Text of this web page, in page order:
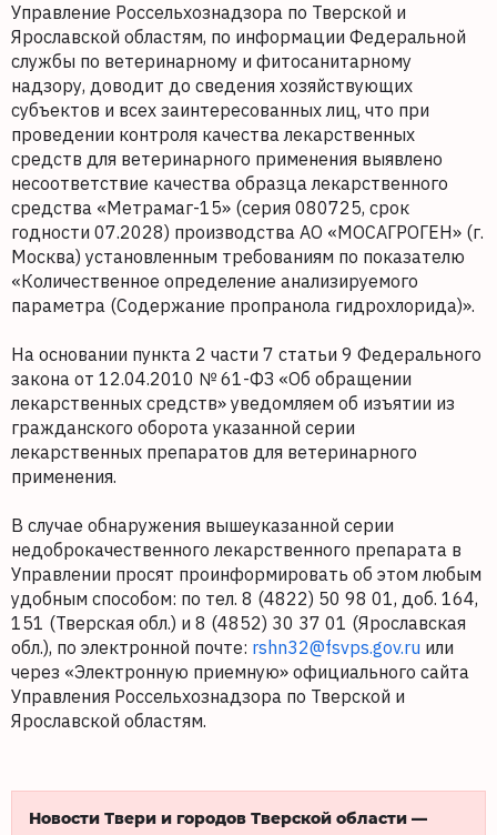
Управление Россельхознадзора по Тверской и
Ярославской областям, по информации Федеральной
службы по ветеринарному и фитосанитарному
надзору, доводит до сведения хозяйствующих
субъектов и всех заинтересованных лиц, что при
проведении контроля качества лекарственных
средств для ветеринарного применения выявлено
несоответствие качества образца лекарственного
средства «Метрамаг-15» (серия 080725, срок
годности 07.2028) производства АО «МОСАГРОГЕН» (г.
Москва) установленным требованиям по показателю
«Количественное определение анализируемого
параметра (Содержание пропранола гидрохлорида)».
На основании пункта 2 части 7 статьи 9 Федерального
закона от 12.04.2010 № 61-ФЗ «Об обращении
лекарственных средств» уведомляем об изъятии из
гражданского оборота указанной серии
лекарственных препаратов для ветеринарного
применения.
В случае обнаружения вышеуказанной серии
недоброкачественного лекарственного препарата в
Управлении просят проинформировать об этом любым
удобным способом: по тел. 8 (4822) 50 98 01, доб. 164,
151 (Тверская обл.) и 8 (4852) 30 37 01 (Ярославская
обл.), по электронной почте: rshn32@fsvps.gov.ru или
через «Электронную приемную» официального сайта
Управления Россельхознадзора по Тверской и
Ярославской областям.
Новости Твери и городов Тверской области —